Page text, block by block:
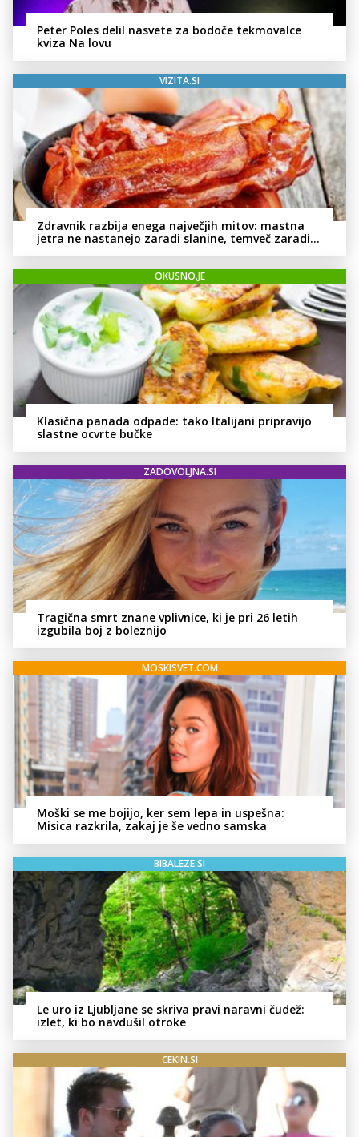
Peter Poles delil nasvete za bodoče tekmovalce
kviza Na lovu
VIZITA.SI
Zdravnik razbija enega največjih mitov: mastna
jetra ne nastanejo zaradi slanine, temveč zaradi
OKUSNO.JE
Klasična panada odpade: tako Italijani pripravijo
slastne ocvrte bučke
ZADOVOLJNA.SI
Tragična smrt znane vplivnice, ki je pri 26 letih
izgubila boj z boleznijo
MOSKISVET.COM
Moški se me bojijo, ker sem lepa in uspešna:
Misica razkrila, zakaj je še vedno samska
BIBALEZE.SI
Le uro iz Ljubljane se skriva pravi naravni čudež:
izlet, ki bo navdušil otroke
CEKIN.SI